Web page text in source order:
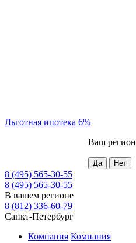
Льготная ипотека 6%
Ваш регион
8 (495) 565-30-55
8 (495) 565-30-55
В вашем регионе
8 (812) 336-60-79
Санкт-Петербург
Компания Компания